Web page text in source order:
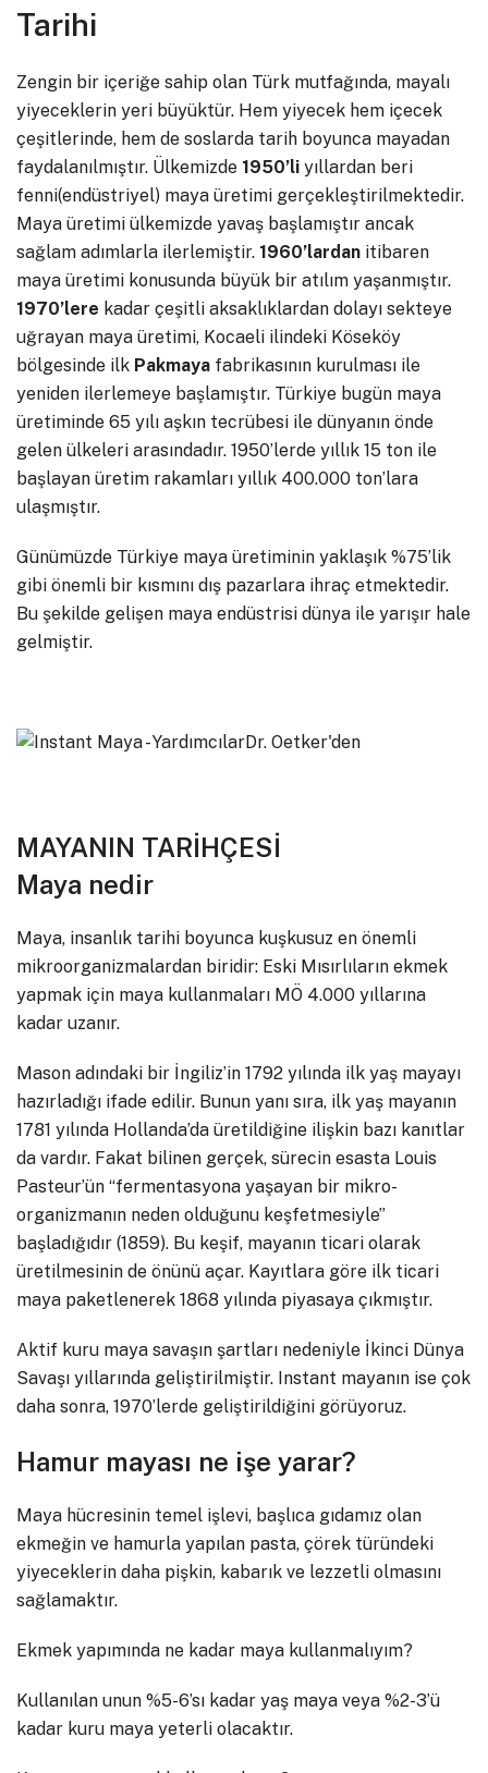
Tarihi
Zengin bir içeriğe sahip olan Türk mutfağında, mayalı
yiyeceklerin yeri büyüktür. Hem yiyecek hem içecek
çeşitlerinde, hem de soslarda tarih boyunca mayadan
faydalanılmıştır. Ülkemizde 1950’li yıllardan beri
fenni(endüstriyel) maya üretimi gerçekleştirilmektedir.
Maya üretimi ülkemizde yavaş başlamıştır ancak
sağlam adımlarla ilerlemiştir. 1960’lardan itibaren
maya üretimi konusunda büyük bir atılım yaşanmıştır.
1970’lere kadar çeşitli aksaklıklardan dolayı sekteye
uğrayan maya üretimi, Kocaeli ilindeki Köseköy
bölgesinde ilk Pakmaya fabrikasının kurulması ile
yeniden ilerlemeye başlamıştır. Türkiye bugün maya
üretiminde 65 yılı aşkın tecrübesi ile dünyanın önde
gelen ülkeleri arasındadır. 1950’lerde yıllık 15 ton ile
başlayan üretim rakamları yıllık 400.000 ton’lara
ulaşmıştır.
Günümüzde Türkiye maya üretiminin yaklaşık %75’lik
gibi önemli bir kısmını dış pazarlara ihraç etmektedir.
Bu şekilde gelişen maya endüstrisi dünya ile yarışır hale
gelmiştir.
MAYANIN TARİHÇESİ
Maya nedir
Maya, insanlık tarihi boyunca kuşkusuz en önemli
mikroorganizmalardan biridir: Eski Mısırlıların ekmek
yapmak için maya kullanmaları MÖ 4.000 yıllarına
kadar uzanır.
Mason adındaki bir İngiliz’in 1792 yılında ilk yaş mayayı
hazırladığı ifade edilir. Bunun yanı sıra, ilk yaş mayanın
1781 yılında Hollanda’da üretildiğine ilişkin bazı kanıtlar
da vardır. Fakat bilinen gerçek, sürecin esasta Louis
Pasteur’ün “fermentasyona yaşayan bir mikro-
organizmanın neden olduğunu keşfetmesiyle”
başladığıdır (1859). Bu keşif, mayanın ticari olarak
üretilmesinin de önünü açar. Kayıtlara göre ilk ticari
maya paketlenerek 1868 yılında piyasaya çıkmıştır.
Aktif kuru maya savaşın şartları nedeniyle İkinci Dünya
Savaşı yıllarında geliştirilmiştir. Instant mayanın ise çok
daha sonra, 1970’lerde geliştirildiğini görüyoruz.
Hamur mayası ne işe yarar?
Maya hücresinin temel işlevi, başlıca gıdamız olan
ekmeğin ve hamurla yapılan pasta, çörek türündeki
yiyeceklerin daha pişkin, kabarık ve lezzetli olmasını
sağlamaktır.
Ekmek yapımında ne kadar maya kullanmalıyım?
Kullanılan unun %5-6’sı kadar yaş maya veya %2-3’ü
kadar kuru maya yeterli olacaktır.